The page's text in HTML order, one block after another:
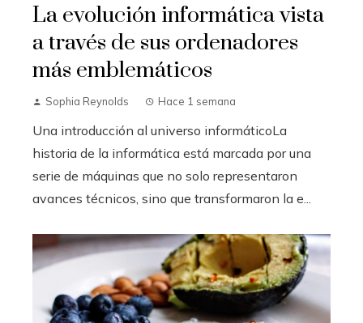
La evolución informática vista
a través de sus ordenadores
más emblemáticos
Sophia Reynolds Hace 1 semana
Una introducción al universo informáticoLa
historia de la informática está marcada por una
serie de máquinas que no solo representaron
avances técnicos, sino que transformaron la e...